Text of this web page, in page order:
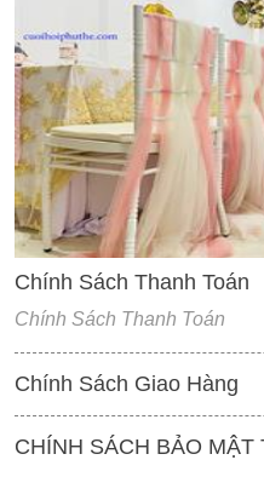
'
Chính Sách Thanh Toán
Chính Sách Thanh Toán
Chính Sách Giao Hàng
CHÍNH SÁCH BẢO MẬT